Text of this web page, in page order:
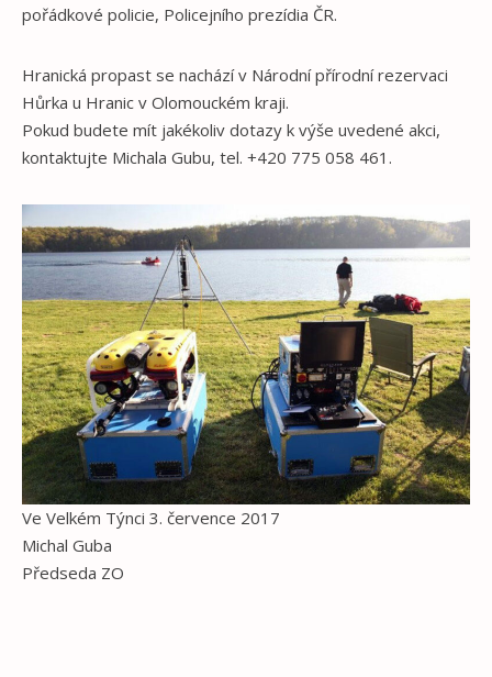
pořádkové policie, Policejního prezídia ČR.
Hranická propast se nachází v Národní přírodní rezervaci
Hůrka u Hranic v Olomouckém kraji.
Pokud budete mít jakékoliv dotazy k výše uvedené akci,
kontaktujte Michala Gubu, tel. +420 775 058 461.
Ve Velkém Týnci 3. července 2017
Michal Guba
Předseda ZO